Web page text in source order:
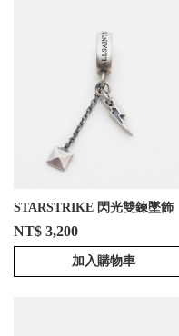
STARSTRIKE 閃光雙鍊墜飾
NT$ 3,200
加入購物車